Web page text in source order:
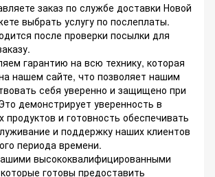
заказ по службе доставки Новой
выбрать услугу по послеплаты.
после проверки посылки для
гарантию на всю технику, которая
нашем сайте, что позволяет нашим
себя уверенно и защищено при
демонстрирует уверенность в
продуктов и готовность обеспечивать
и поддержку наших клиентов
периода времени.
высококвалифицированными
готовы предоставить